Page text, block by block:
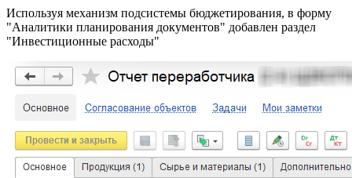
Используя механизм подсистемы бюджетирования, в форму
"Аналитики планирования документов" добавлен раздел
"Инвестиционные расходы"